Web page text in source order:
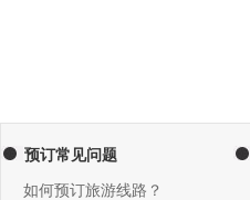
预订常见问题
如何预订旅游线路？